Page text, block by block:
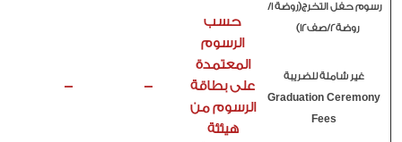
رسوم حفل التخرج(روضة 1/
روضة2/صف12)
غير شاملة للضريبة
Graduation Ceremony
Fees
حسب
الرسوم
المعتمدة
على بطاقة
الرسوم من
هيئئة
-
-